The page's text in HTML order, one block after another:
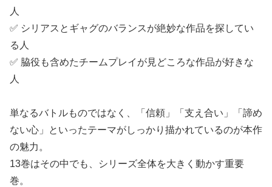
人
✅ シリアスとギャグのバランスが絶妙な作品を探してい
る人
✅ 脇役も含めたチームプレイが見どころな作品が好きな
人
単なるバトルものではなく、「信頼」「支え合い」「諦め
ない心」といったテーマがしっかり描かれているのが本作
の魅力。
13巻はその中でも、シリーズ全体を大きく動かす重要
巻。